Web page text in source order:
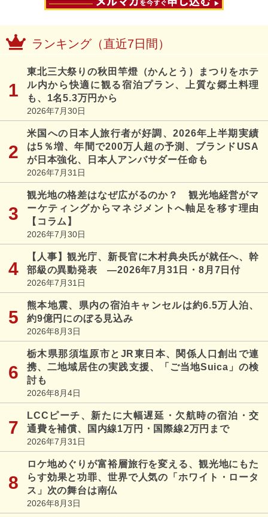
ランキング（直近7日間）
東北三大祭りの秋田竿燈（かんとう）まつりをホテ
ル内から快適に観る宿泊プラン、上質な郷土料理
も、1名5.3万円から
2026年7月30日
米国への日本人旅行者が好調、2026年上半期実績
は5％増、年間で200万人超の予測、ブランドUSA
が日本強化、日本人アンバサダー任命も
2026年7月31日
観光地の格差はなぜ広がるのか？ 観光地経営がマ
ーケティングからマネジメントへ軸足を移す理由
【コラム】
2026年7月30日
【人事】観光庁、新長官に木村典央氏が就任へ、幹
部級の異動発表 ―2026年7月31日・8月7日付
2026年7月31日
熊本地震、県内の宿泊キャンセルは約6.5万人泊、
約9億円にのぼる見込み
2026年8月3日
栃木県那須塩原市とJR東日本、関係人口創出で連
携、二地域居住の実践支援、「ご当地Suica」の検
討も
2026年8月4日
LCCピーチ、新たに大幅遅延・欠航時の宿泊・交
通費を補償、国内線1万円・国際線2万円まで
2026年7月31日
ロケ地めぐりが富裕層旅行を変える、観光地にもた
らす効果と功罪、世界で人気の「ホワイト・ロータ
ス」次の舞台は南仏
2026年8月3日